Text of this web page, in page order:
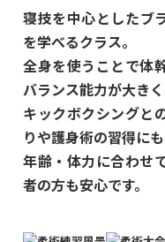
寝技を中心としたブ
を学べるクラス。
全身を使うことで体
バランス能力が大きく
キックボクシングと
りや護身術の習得にも
年齢・体力に合わせ
者の方も安心です。